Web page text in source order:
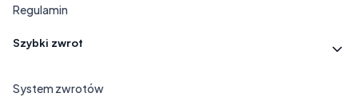
Regulamin
Szybki zwrot
System zwrotów